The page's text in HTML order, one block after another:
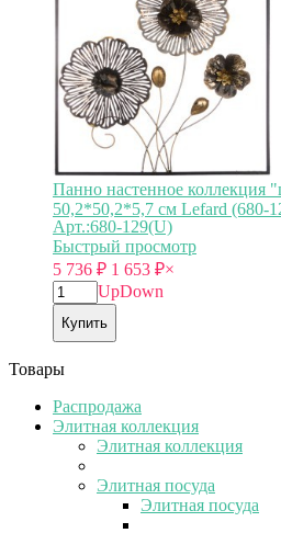
Панно настенное коллекция
50,2*50,2*5,7 см Lefard (680-
Арт.:680-129(U)
Быстрый просмотр
5 736 ₽ 1 653 ₽×
UpDown
Купить
Товары
Распродажа
Элитная коллекция
Элитная коллекция
Элитная посуда
Элитная посуда